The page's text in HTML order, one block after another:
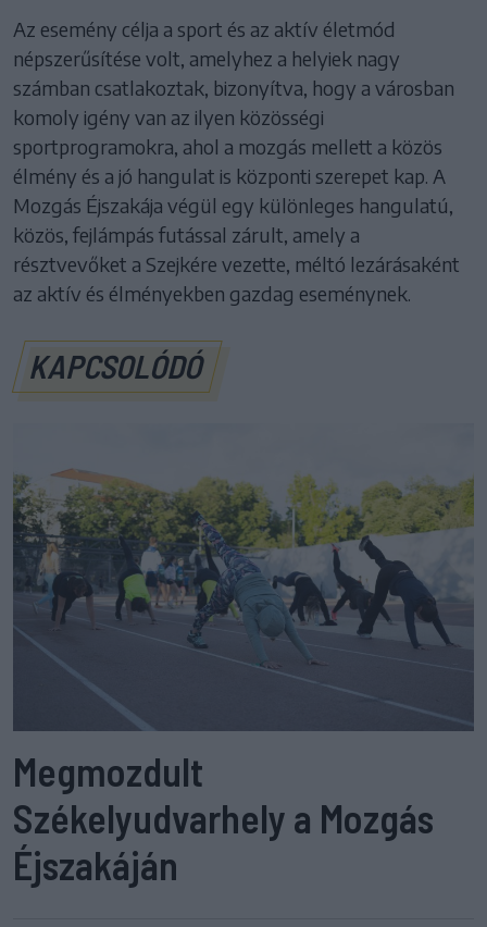
Az esemény célja a sport és az aktív életmód
népszerűsítése volt, amelyhez a helyiek nagy
számban csatlakoztak, bizonyítva, hogy a városban
komoly igény van az ilyen közösségi
sportprogramokra, ahol a mozgás mellett a közös
élmény és a jó hangulat is központi szerepet kap. A
Mozgás Éjszakája végül egy különleges hangulatú,
közös, fejlámpás futással zárult, amely a
résztvevőket a Szejkére vezette, méltó lezárásaként
az aktív és élményekben gazdag eseménynek.
KAPCSOLÓDÓ
Megmozdult
Székelyudvarhely a Mozgás
Éjszakáján